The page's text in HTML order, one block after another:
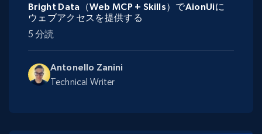
Antonello Zanini
Technical Writer
Bright Data（Web MCP + Skills）でAionUiに
ウェブアクセスを提供する
5 分読